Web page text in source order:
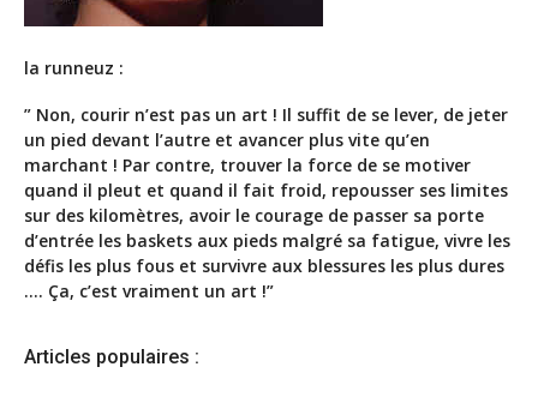
la runneuz :
” Non, courir n’est pas un art ! Il suffit de se lever, de jeter
un pied devant l’autre et avancer plus vite qu’en
marchant ! Par contre, trouver la force de se motiver
quand il pleut et quand il fait froid, repousser ses limites
sur des kilomètres, avoir le courage de passer sa porte
d’entrée les baskets aux pieds malgré sa fatigue, vivre les
défis les plus fous et survivre aux blessures les plus dures
…. Ça, c’est vraiment un art !”
Articles populaires :